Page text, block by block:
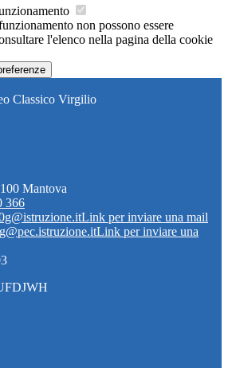
non possono essere
l'elenco nella pagina della cookie
Classico Virgilio
Mantova
366
Link per inviare una mail
Link per inviare una